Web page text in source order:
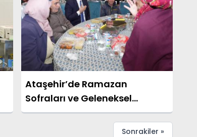
Ataşehir’de Ramazan
Sofraları ve Geleneksel
Eğlenceler
Sonrakiler »